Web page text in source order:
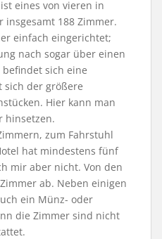
eines von vieren in
188 Zimmer.
einfach eingerichtet;
nach sogar über einen
befindet sich eine
sich der größere
Hier kann man
hinsetzen.
zum Fahrstuhl
hat mindestens fünf
mir aber nicht. Von den
ab. Neben einigen
ein Münz- oder
die Zimmer sind nicht